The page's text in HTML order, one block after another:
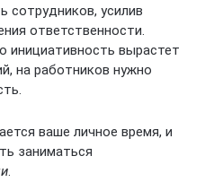
сотрудников, усилив
ответственности.
инициативность вырастет
на работников нужно
ваше личное время, и
заниматься
.